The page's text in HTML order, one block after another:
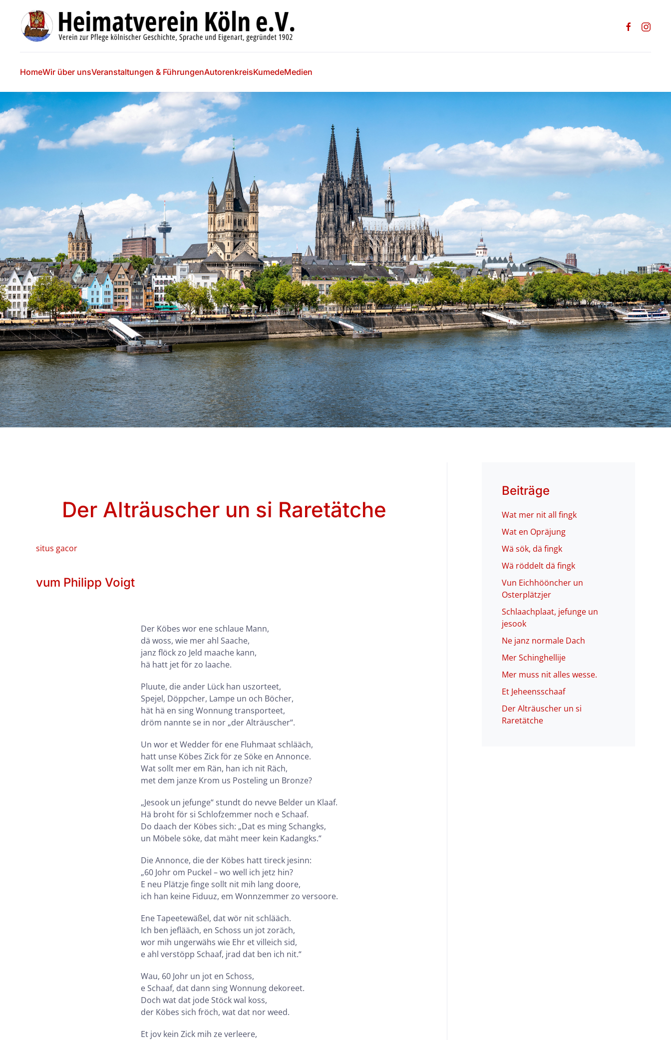
Skip to main content
HomeWir über unsVeranstaltungen & FührungenAutorenkreisKumedeMedien
Der Alträuscher un si Raretätche
situs gacor
vum Philipp Voigt
Der Köbes wor ene schlaue Mann,
dä woss, wie mer ahl Saache,
janz flöck zo Jeld maache kann,
hä hatt jet för zo laache.
Pluute, die ander Lück han uszorteet,
Spejel, Döppcher, Lampe un och Böcher,
hät hä en sing Wonnung transporteet,
dröm nannte se in nor „der Alträuscher“.
Un wor et Wedder för ene Fluhmaat schlääch,
hatt unse Köbes Zick för ze Söke en Annonce.
Wat sollt mer em Rän, han ich nit Räch,
met dem janze Krom us Posteling un Bronze?
„Jesook un jefunge“ stundt do nevve Belder un Klaaf.
Hä broht för si Schlofzemmer noch e Schaaf.
Do daach der Köbes sich: „Dat es ming Schangks,
un Möbele söke, dat mäht meer kein Kadangks.“
Die Annonce, die der Köbes hatt tireck jesinn:
„60 Johr om Puckel – wo well ich jetz hin?
E neu Plätzje finge sollt nit mih lang doore,
ich han keine Fiduuz, em Wonnzemmer zo versoore.
Ene Tapeetewäßel, dat wör nit schlääch.
Ich ben jeflääch, en Schoss un jot zoräch,
wor mih ungerwähs wie Ehr et villeich sid,
e ahl verstöpp Schaaf, jrad dat ben ich nit.“
Wau, 60 Johr un jot en Schoss,
e Schaaf, dat dann sing Wonnung dekoreet.
Doch wat dat jode Stöck wal koss,
der Köbes sich fröch, wat dat nor weed.
Et jov kein Zick mih ze verleere,
Beiträge
Wat mer nit all fingk
Wat en Opräjung
Wä sök, dä fingk
Wä röddelt dä fingk
Vun Eichhööncher un
Osterplätzjer
Schlaachplaat, jefunge un
jesook
Ne janz normale Dach
Mer Schinghellije
Mer muss nit alles wesse.
Et Jeheensschaaf
Der Alträuscher un si
Raretätche